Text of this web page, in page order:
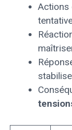
Actions